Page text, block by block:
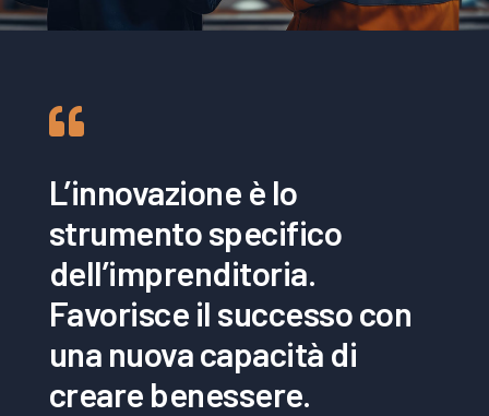
L’innovazione è lo
strumento specifico
dell’imprenditoria.
Favorisce il successo con
una nuova capacità di
creare benessere.